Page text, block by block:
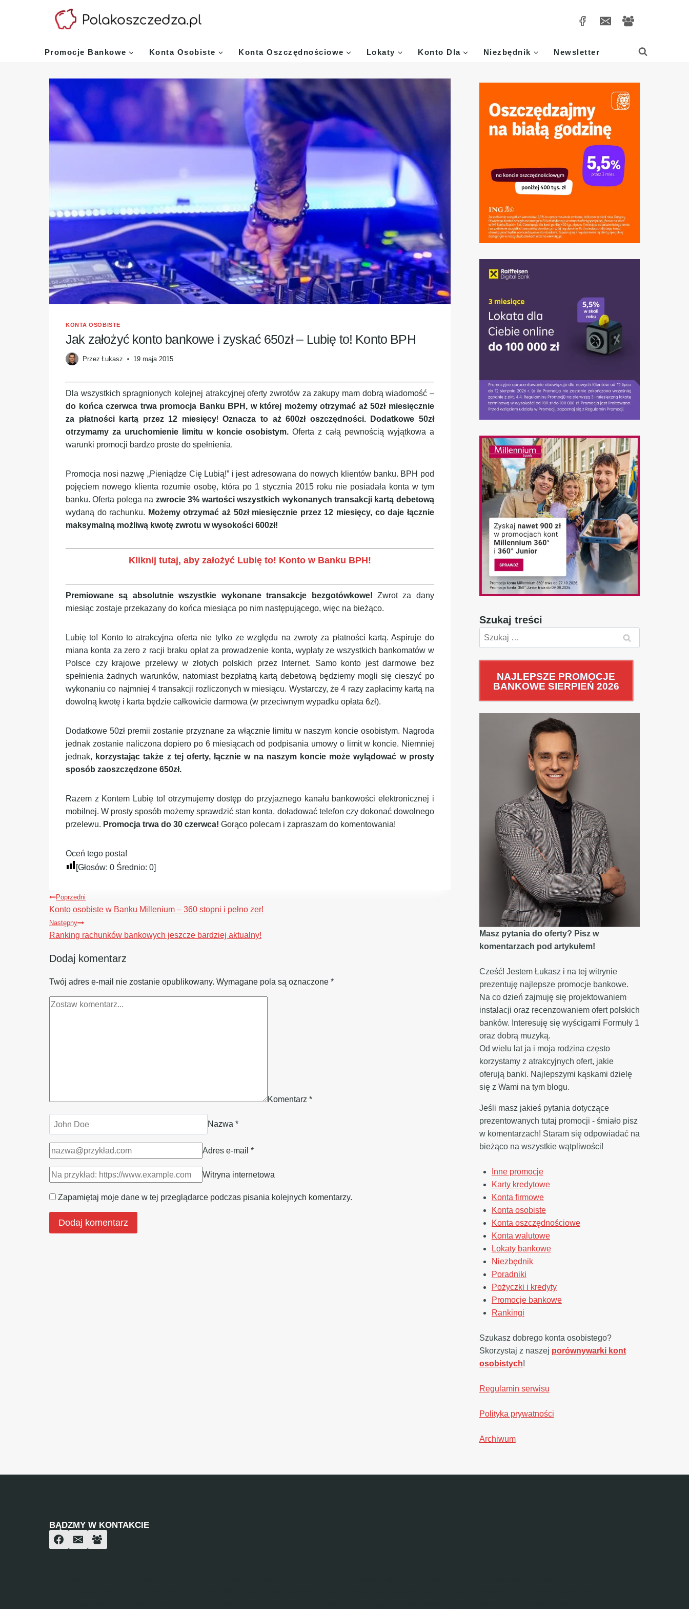
Promocje Bankowe Konta Osobiste Konta Oszczędnościowe Lokaty Konto Dla Niezbędnik Newsletter
KONTA OSOBISTE
Jak założyć konto bankowe i zyskać 650zł – Lubię to! Konto BPH
Przez Łukasz 19 maja 2015
Dla wszystkich spragnionych kolejnej atrakcyjnej oferty zwrotów za zakupy mam dobrą wiadomość –
do końca czerwca trwa promocja Banku BPH, w której możemy otrzymać aż 50zł miesięcznie
za płatności kartą przez 12 miesięcy!Oznacza to aż 600zł oszczędności.
Dodatkowe 50zł
otrzymamy za uruchomienie limitu w koncie osobistym. Oferta z całą pewnością wyjątkowa a
warunki promocji bardzo proste do spełnienia.
Promocja nosi nazwę „Pieniądze Cię Lubią!” i jest adresowana do nowych klientów banku. BPH pod
pojęciem nowego klienta rozumie osobę, która po 1 stycznia 2015 roku nie posiadała konta w tym
banku. Oferta polega na zwrocie 3% wartości wszystkich wykonanych transakcji kartą debetową
wydaną do rachunku. Możemy otrzymać aż 50zł miesięcznie przez 12 miesięcy, co daje łącznie
maksymalną możliwą kwotę zwrotu w wysokości 600zł!
Kliknij tutaj, aby założyć Lubię to! Konto w Banku BPH!
Premiowane są absolutnie wszystkie wykonane transakcje bezgotówkowe! Zwrot za dany
miesiąc zostaje przekazany do końca miesiąca po nim następującego, więc na bieżąco.
Lubię to! Konto to atrakcyjna oferta nie tylko ze względu na zwroty za płatności kartą. Aspiruje do
miana konta za zero z racji braku opłat za prowadzenie konta, wypłaty ze wszystkich bankomatów w
Polsce czy krajowe przelewy w złotych polskich przez Internet. Samo konto jest darmowe bez
spełnienia żadnych warunków, natomiast bezpłatną kartą debetową będziemy mogli się cieszyć po
wykonaniu co najmniej 4 transakcji rozliczonych w miesiącu. Wystarczy, że 4 razy zapłacimy kartą na
dowolną kwotę i karta będzie całkowicie darmowa (w przeciwnym wypadku opłata 6zł).
Dodatkowe 50zł premii zostanie przyznane za włącznie limitu w naszym koncie osobistym. Nagroda
jednak zostanie naliczona dopiero po 6 miesiącach od podpisania umowy o limit w koncie. Niemniej
jednak, korzystając także z tej oferty, łącznie w na naszym koncie może wylądować w prosty
sposób zaoszczędzone 650zł.
Razem z Kontem Lubię to! otrzymujemy dostęp do przyjaznego kanału bankowości elektronicznej i
mobilnej. W prosty sposób możemy sprawdzić stan konta, doładować telefon czy dokonać dowolnego
przelewu. Promocja trwa do 30 czerwca! Gorąco polecam i zapraszam do komentowania!
Oceń tego posta!
[Głosów: 0 Średnio: 0]
Nawigacja
wpisu
Poprzedni
Konto osobiste w Banku Millenium – 360 stopni i pełno zer!
Następny
Ranking rachunków bankowych jeszcze bardziej aktualny!
Dodaj komentarz
Twój adres e-mail nie zostanie opublikowany. Wymagane pola są oznaczone *
Komentarz *
Nazwa *
Adres e-mail *
Witryna internetowa
Zapamiętaj moje dane w tej przeglądarce podczas pisania kolejnych komentarzy.
Szukaj treści
Szukaj:
NAJLEPSZE PROMOCJE
BANKOWE SIERPIEŃ 2026
Masz pytania do oferty? Pisz w
komentarzach pod artykułem!
Cześć! Jestem Łukasz i na tej witrynie
prezentuję najlepsze promocje bankowe.
Na co dzień zajmuję się projektowaniem
instalacji oraz recenzowaniem ofert polskich
banków. Interesuję się wyścigami Formuły 1
oraz dobrą muzyką.
Od wielu lat ja i moja rodzina często
korzystamy z atrakcyjnych ofert, jakie
oferują banki. Najlepszymi kąskami dzielę
się z Wami na tym blogu.
Jeśli masz jakieś pytania dotyczące
prezentowanych tutaj promocji - śmiało pisz
w komentarzach! Staram się odpowiadać na
bieżąco na wszystkie wątpliwości!
Inne promocje
Karty kredytowe
Konta firmowe
Konta osobiste
Konta oszczędnościowe
Konta walutowe
Lokaty bankowe
Niezbędnik
Poradniki
Pożyczki i kredyty
Promocje bankowe
Rankingi
Szukasz dobrego konta osobistego?
Skorzystaj z naszej porównywarki kont
osobistych!
Regulamin serwisu
Polityka prywatności
Archiwum
BĄDZMY W KONTAKCIE